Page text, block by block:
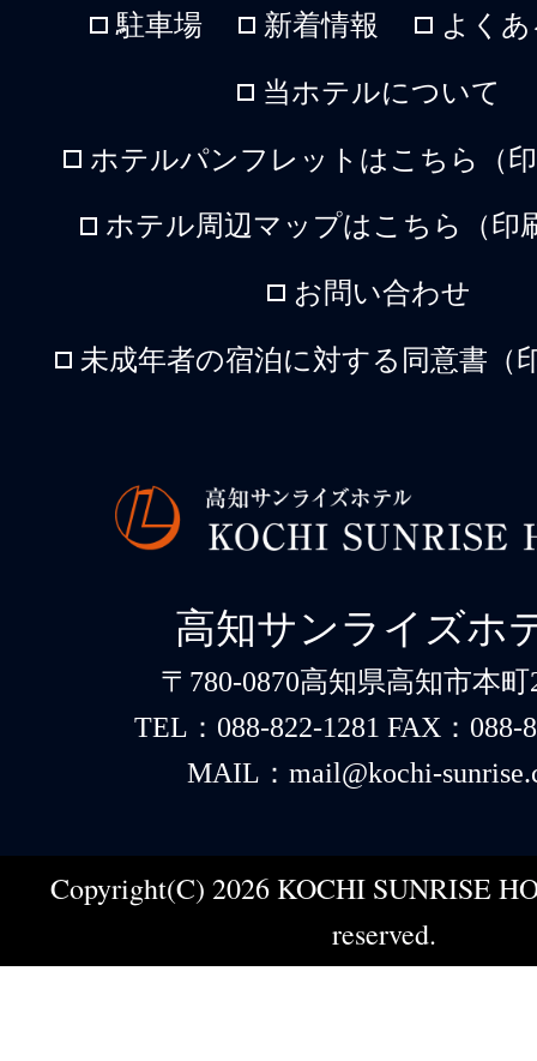
駐車場 新着情報 よく
当ホテルについて
ホテルパンフレットはこちら（
ホテル周辺マップはこちら（印
お問い合わせ
未成年者の宿泊に対する同意書（
高知サンライズホ
〒780-0870高知県高知市本町
TEL：088-822-1281 FAX：088-
MAIL：mail@kochi-
Copyright(C) 2026 KOCHI SUNRISE
reserved.